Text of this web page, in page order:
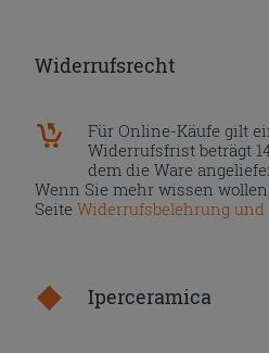
Widerrufsrecht
Für Online-Käufe gilt
Widerrufsfrist beträgt
dem die Ware
Wenn Sie mehr wissen
SeiteWiderrufsbelehrung
Iperceramica